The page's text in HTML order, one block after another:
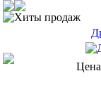
Хиты продаж